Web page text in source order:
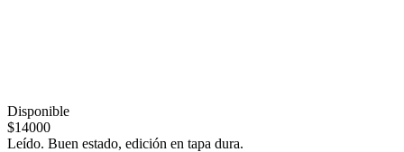
Disponible
$14000
Leído. Buen estado, edición en tapa dura.